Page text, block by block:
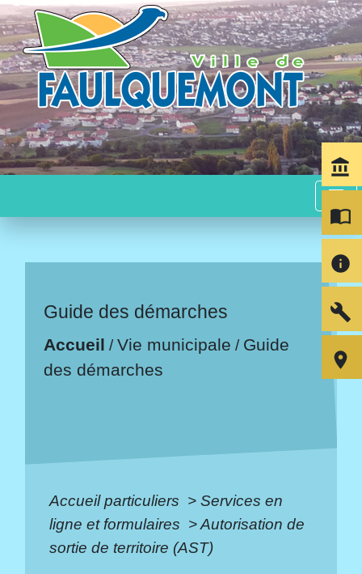
menu
Guide des démarches
Accueil /Vie municipale / Guide
des démarches
Accueil particuliers > Services en
ligne et formulaires >Autorisation de
sortie de territoire (AST)
account_balance
import_contacts
info
build
room